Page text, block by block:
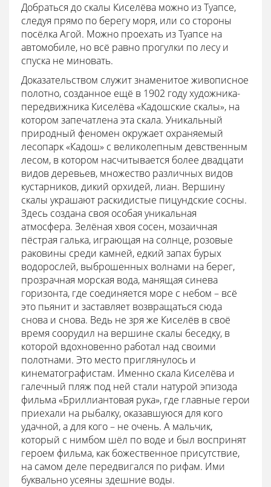
Добраться до скалы Киселёва можно из Туапсе,
следуя прямо по берегу моря, или со стороны
посёлка Агой. Можно проехать из Туапсе на
автомобиле, но всё равно прогулки по лесу и
спуска не миновать.
Доказательством служит знаменитое живописное
полотно, созданное ещё в 1902 году художника-
передвижника Киселёва «Кадошские скалы», на
котором запечатлена эта скала. Уникальный
природный феномен окружает охраняемый
лесопарк «Кадош» с великолепным девственным
лесом, в котором насчитывается более двадцати
видов деревьев, множество различных видов
кустарников, дикий орхидей, лиан. Вершину
скалы украшают раскидистые пицундские сосны.
Здесь создана своя особая уникальная
атмосфера. Зелёная хвоя сосен, мозаичная
пёстрая галька, играющая на солнце, розовые
раковины среди камней, едкий запах бурых
водорослей, выброшенных волнами на берег,
прозрачная морская вода, манящая синева
горизонта, где соединяется море с небом – всё
это пьянит и заставляет возвращаться сюда
снова и снова. Ведь не зря же Киселёв в своё
время соорудил на вершине скалы беседку, в
которой вдохновенно работал над своими
полотнами. Это место приглянулось и
кинематографистам. Именно скала Киселёва и
галечный пляж под ней стали натурой эпизода
фильма «Бриллиантовая рука», где главные герои
приехали на рыбалку, оказавшуюся для кого
удачной, а для кого – не очень. А мальчик,
который с нимбом шёл по воде и был воспринят
героем фильма, как божественное присутствие,
на самом деле передвигался по рифам. Ими
буквально усеяны здешние воды.